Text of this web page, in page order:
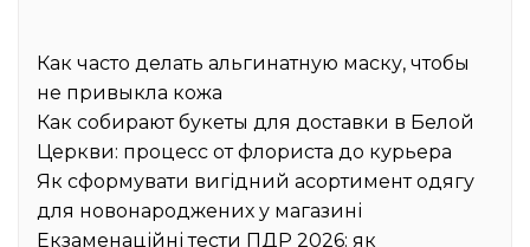
Как часто делать альгинатную маску, чтобы
не привыкла кожа
Как собирают букеты для доставки в Белой
Церкви: процесс от флориста до курьера
Як сформувати вигідний асортимент одягу
для новонароджених у магазині
Екзаменаційні тести ПДР 2026: як